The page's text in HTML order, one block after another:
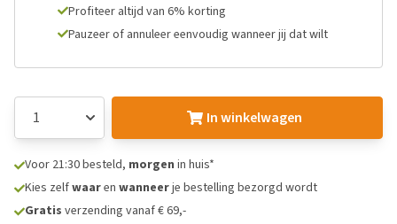
Profiteer altijd van 6% korting
Pauzeer of annuleer eenvoudig wanneer jij dat wilt
In winkelwagen
Voor 21:30 besteld, morgen in huis*
Kies zelfwaaren wanneerje bestelling bezorgd wordt
Gratis verzending vanaf € 69,-